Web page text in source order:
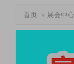
首页 » 展会中心